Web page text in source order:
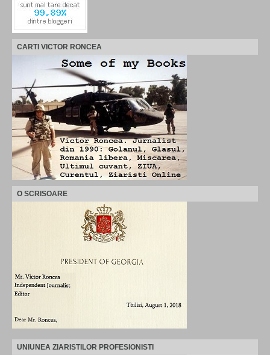
CARTI VICTOR RONCEA
O SCRISOARE
UNIUNEA ZIARISTILOR PROFESIONISTI